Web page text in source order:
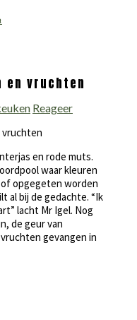
en vruchten
Reageer
en rode muts.
waar kleuren
opgegeten worden
al bij de gedachte. “Ik
lacht Mr Igel. Nog
de geur van
gevangen in